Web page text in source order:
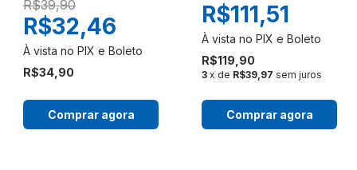
R$39,90
R$34,90
R$32,46
Comprar agora
R$119,90
R$111,51
3 x de R$39,97 sem juros
Comprar agora